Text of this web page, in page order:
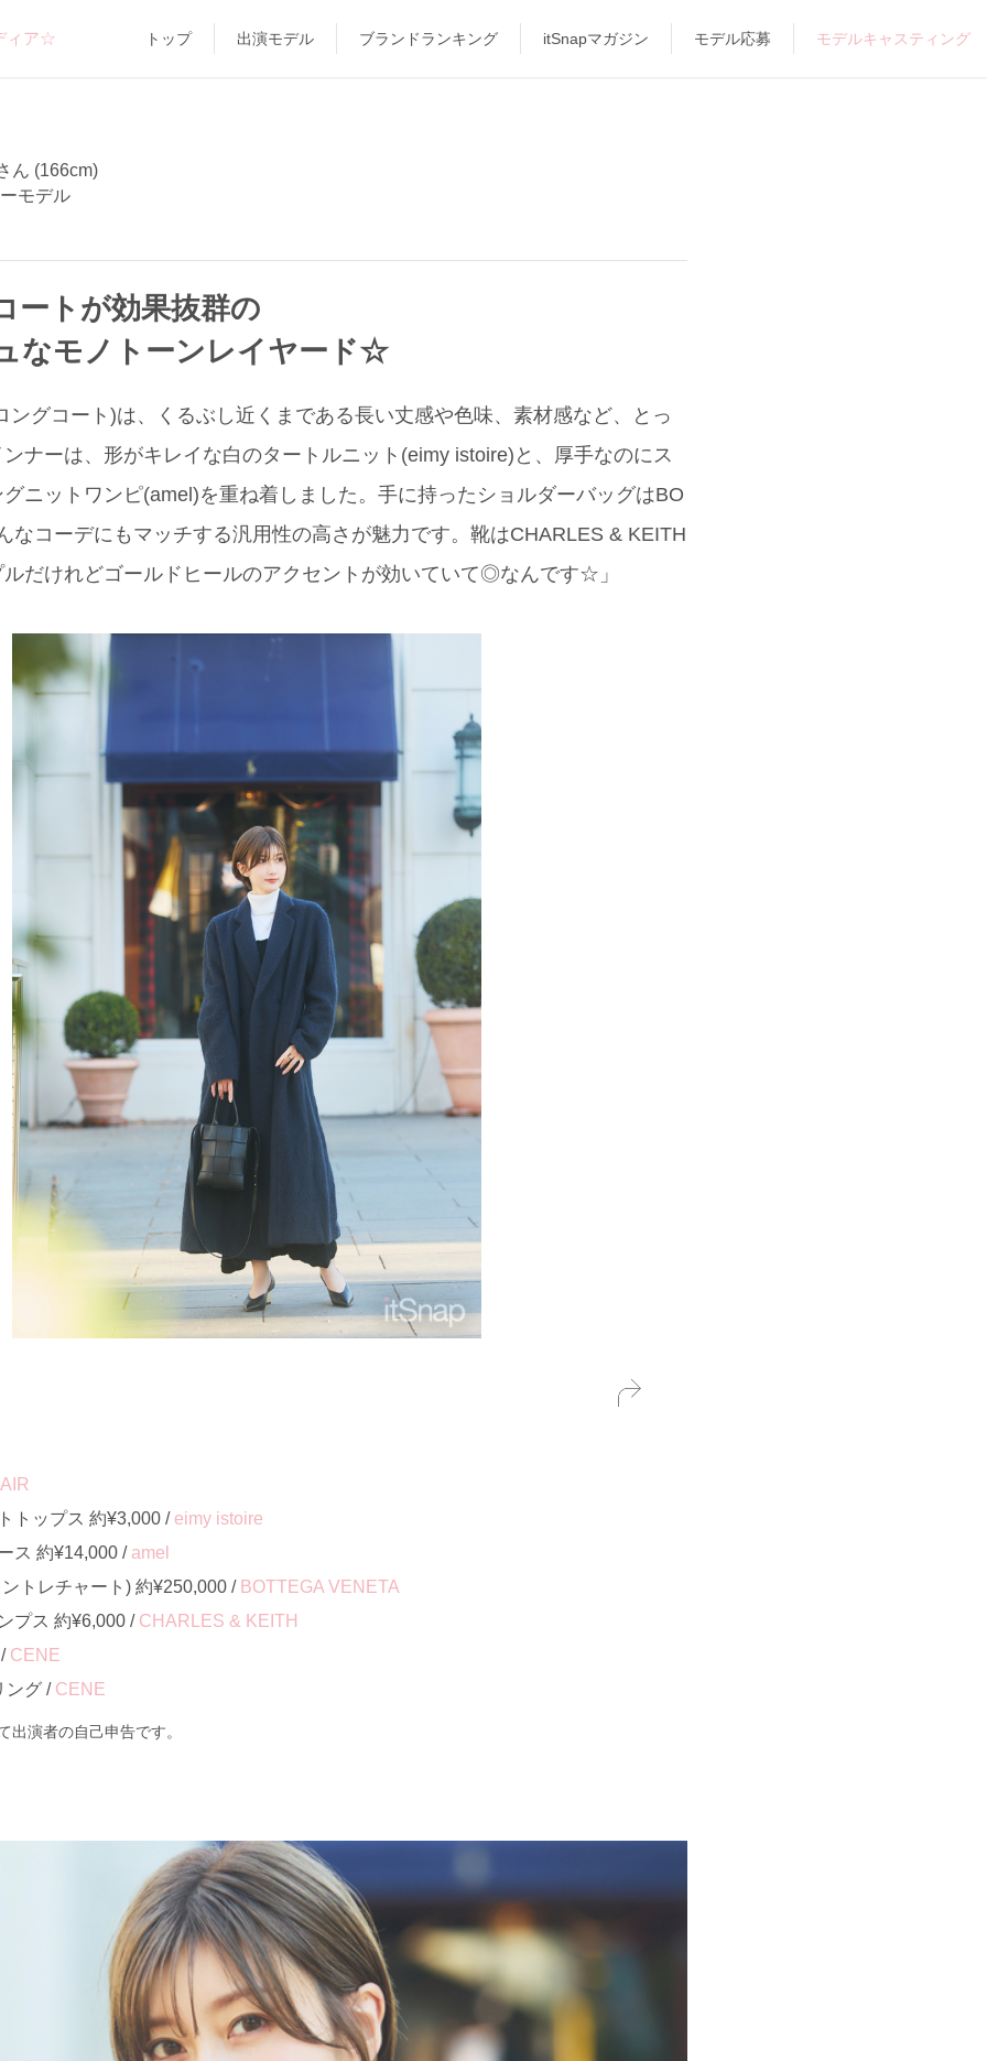
ィア☆ トップ 出演モデル ブランドランキング itSnapマガジン モデル応募 モデルキャスティング
ん (166cm)
モデル
ートが効果抜群の
なモノトーンレイヤード☆
ングコート)は、くるぶし近くまである長い丈感や色味、素材感など、とっ
ーは、形がキレイな白のタートルニット(eimy istoire)と、厚手なのにス
ニットワンピ(amel)を重ね着しました。手に持ったショルダーバッグはBO
なコーデにもマッチする汎用性の高さが魅力です。靴はCHARLES & KEITH
だけれどゴールドヒールのアクセントが効いていて◎なんです☆」
トップス 約¥3,000 / eimy istoire
ス 約¥14,000 / amel
トレチャート) 約¥250,000 / BOTTEGA VENETA
プス 約¥6,000 / CHARLES & KEITH
CENE
ング / CENE
演者の自己申告です。